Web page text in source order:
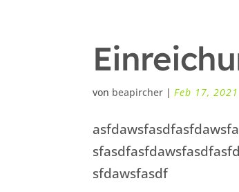
von beapircher |Feb 17, 2021
sfdawsfasdf